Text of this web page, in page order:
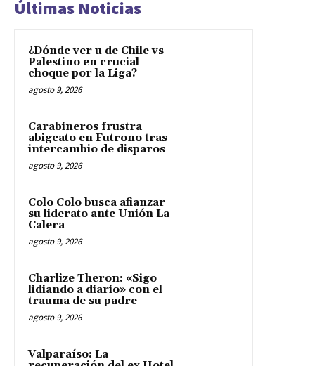
Últimas Noticias
¿Dónde ver u de Chile vs
Palestino en crucial
choque por la Liga?
agosto 9, 2026
Carabineros frustra
abigeato en Futrono tras
intercambio de disparos
agosto 9, 2026
Colo Colo busca afianzar
su liderato ante Unión La
Calera
agosto 9, 2026
Charlize Theron: «Sigo
lidiando a diario» con el
trauma de su padre
agosto 9, 2026
Valparaíso: La